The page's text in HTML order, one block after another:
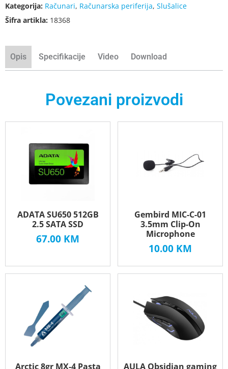
Kategorija: Računari, Računarska periferija, Slušalice
Šifra artikla: 18368
Opis Specifikacije Video Download
Povezani proizvodi
ADATA SU650 512GB
2.5 SATA SSD
67.00 KM
Gembird MIC-C-01
3.5mm Clip-On
Microphone
10.00 KM
Arctic 8gr MX-4 Pasta
AULA Obsidian gaming